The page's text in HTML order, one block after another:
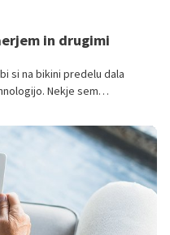
in drugimi
si na bikini predelu dala
Nekje sem